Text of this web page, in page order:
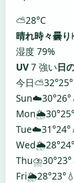
⛅28°C
晴れ時々曇り
湿度 79%
UV7 強い日
今日⛅32°25°
Sun☁️30°26°
Mon🌦️30°25°
Tue☁️31°24°
Wed🌦️28°24°
Thu⛈️30°23°
Fri🌦️28°23°